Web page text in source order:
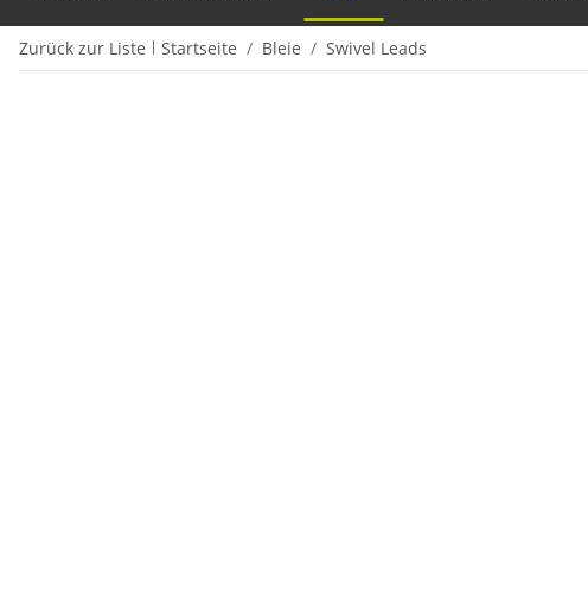
Zurück zur Liste Startseite Bleie Swivel Leads